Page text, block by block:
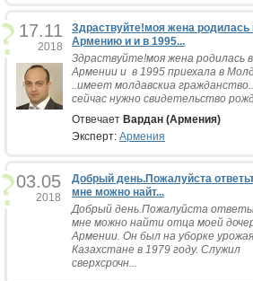
17.11
2018
Здраствуйте!моя жена родилась
Армению и и в 1995...
Здраствуйте!моя жена родилась в
Армении и в 1995 приехала в
..имеет молдавскиа
сейчас нужно свидетельство
Отвечает Вардан (Армения)
Эксперт: Армения
03.05
2018
Добрый день.Пожалуйста
мне можно найт...
Добрый день.Пожалуйста
мне можно найти отца моей
Армении. Он был на уборке
Казахстане в 1979 году. Служил
сверхсрочн...